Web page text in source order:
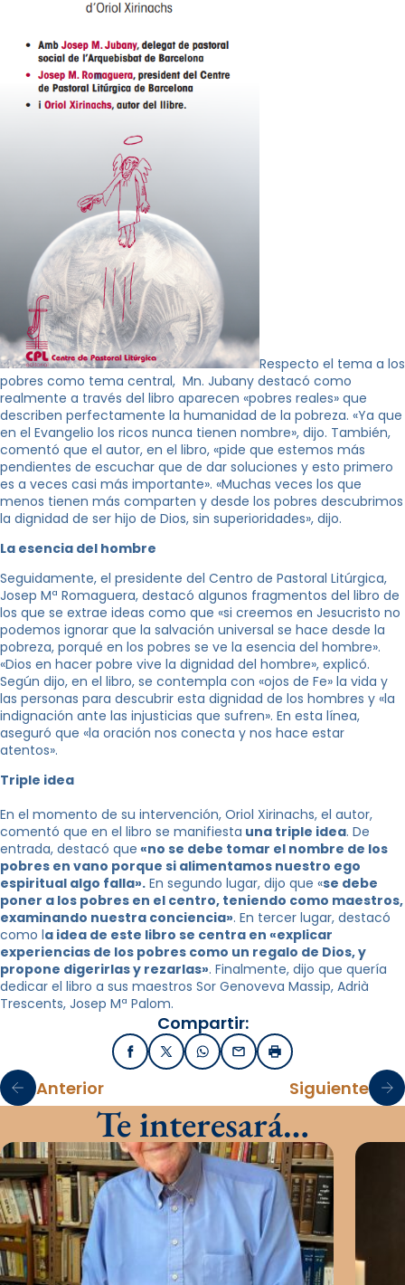
Respecto el tema a los
pobres como tema central, Mn. Jubany destacó como
realmente a través del libro aparecen «pobres reales» que
describen perfectamente la humanidad de la pobreza. «Ya que
en el Evangelio los ricos nunca tienen nombre», dijo. También,
comentó que el autor, en el libro, «pide que estemos más
pendientes de escuchar que de dar soluciones y esto primero
es a veces casi más importante». «Muchas veces los que
menos tienen más comparten y desde los pobres descubrimos
la dignidad de ser hijo de Dios, sin superioridades», dijo.
La esencia del hombre
Seguidamente, el presidente del Centro de Pastoral Litúrgica,
Josep Mª Romaguera, destacó algunos fragmentos del libro de
los que se extrae ideas como que «si creemos en Jesucristo no
podemos ignorar que la salvación universal se hace desde la
pobreza, porqué en los pobres se ve la esencia del hombre».
«Dios en hacer pobre vive la dignidad del hombre», explicó.
Según dijo, en el libro, se contempla con «ojos de Fe» la vida y
las personas para descubrir esta dignidad de los hombres y «la
indignación ante las injusticias que sufren». En esta línea,
aseguró que «la oración nos conecta y nos hace estar
atentos».
Triple idea
En el momento de su intervención, Oriol Xirinachs, el autor,
comentó que en el libro se manifiesta una triple idea. De
entrada, destacó que «no se debe tomar el nombre de los
pobres en vano porque si alimentamos nuestro ego
espiritual algo falla». En segundo lugar, dijo que «se debe
poner a los pobres en el centro, teniendo como maestros,
examinando nuestra conciencia». En tercer lugar, destacó
como la idea de este libro se centra en «explicar
experiencias de los pobres como un regalo de Dios, y
propone digerirlas y rezarlas». Finalmente, dijo que quería
dedicar el libro a sus maestros Sor Genoveva Massip, Adrià
Trescents, Josep Mª Palom.
Compartir:
FacebookX / TwitterWhatsApp
EmailImprimir
Anterior Siguiente
Te interesará…